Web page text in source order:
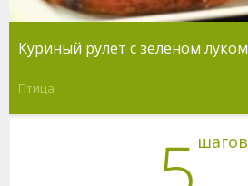
Куриный рулет с зеленом луком
Птица
шагов